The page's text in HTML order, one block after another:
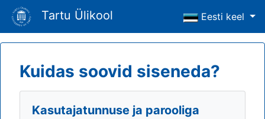
Tartu Ülikool Eesti keel
Kuidas soovid siseneda?
Kasutajatunnuse ja parooliga